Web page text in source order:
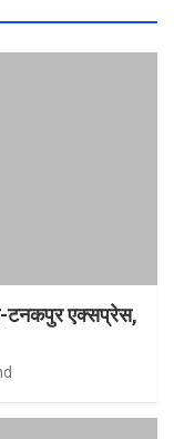
टनकपुर एक्सप्रेस,